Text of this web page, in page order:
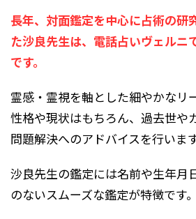
長年、対面鑑定を中心に占術の研
た沙良先生は、電話占いヴェルニ
です。
霊感・霊視を軸とした細やかなリ
性格や現状はもちろん、過去世や
問題解決へのアドバイスを行います
沙良先生の鑑定には名前や生年月
のないスムーズな鑑定が特徴です。